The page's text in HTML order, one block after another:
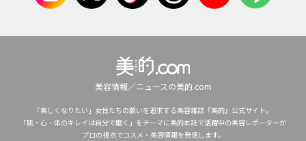
美容情報／ニュースの美的.com
「美しくなりたい」女性たちの願いを追求する美容雑誌『美的』公式サイト。
「肌・心・体のキレイは自分で磨く」をテーマに美的本誌で活躍中の美容レポーターが
プロの視点でコスメ・美容情報を発信します。